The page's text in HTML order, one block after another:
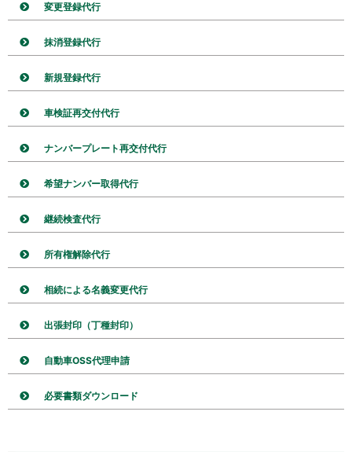
変更登録代行
抹消登録代行
新規登録代行
車検証再交付代行
ナンバープレート再交付代行
希望ナンバー取得代行
継続検査代行
所有権解除代行
相続による名義変更代行
出張封印（丁種封印）
自動車OSS代理申請
必要書類ダウンロード